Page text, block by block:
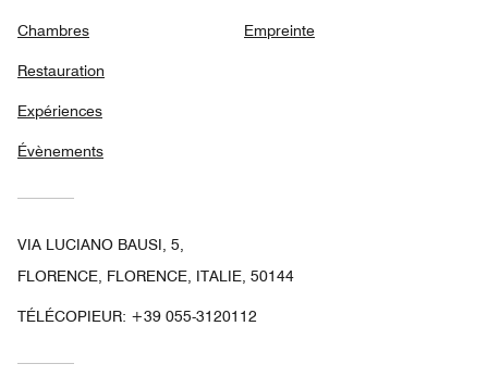
Chambres
Restauration
Expériences
Évènements
Empreinte
VIA LUCIANO BAUSI, 5,
FLORENCE, FLORENCE, ITALIE, 50144
TÉLÉCOPIEUR: +39 055-3120112